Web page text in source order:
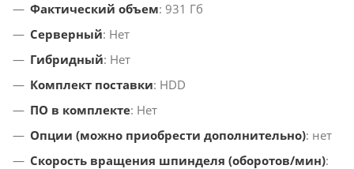
Фактический объем: 931 Гб
Серверный: Нет
Гибридный: Нет
Комплект поставки: HDD
ПО в комплекте: Нет
Опции (можно приобрести дополнительно): нет
Скорость вращения шпинделя (оборотов/мин):